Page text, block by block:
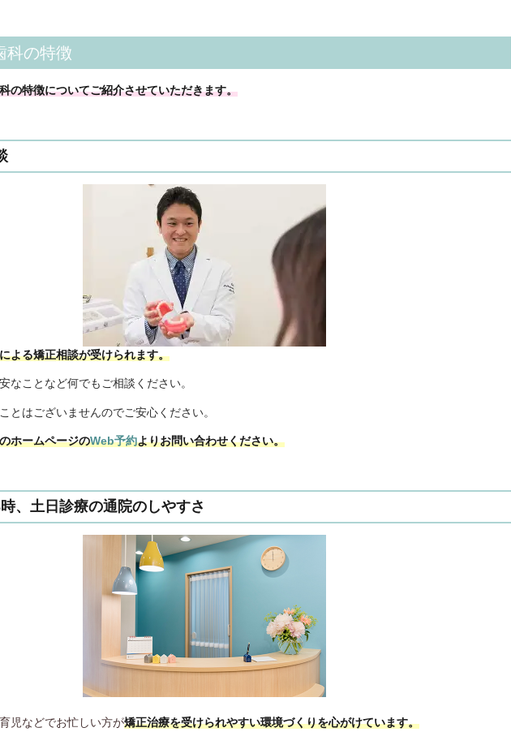
科の特徴
の特徴についてご紹介させていただきます。
よる矯正相談が受けられます。
なことなど何でもご相談ください。
とはございませんのでご安心ください。
ホームページのWeb予約よりお問い合わせください。
、土日診療の通院のしやすさ
児などでお忙しい方が矯正治療を受けられやすい環境づくりを心がけています。